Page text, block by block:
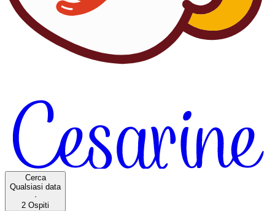
Cerca
Qualsiasi data
·
2 Ospiti